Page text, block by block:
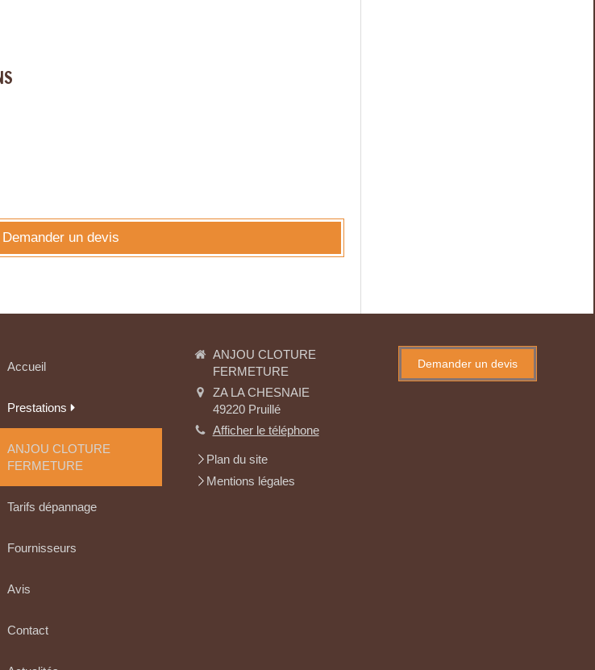
Demander un devis
Accueil
Prestations
ANJOU CLOTURE
FERMETURE
Tarifs dépannage
Fournisseurs
Avis
Contact
ANJOU CLOTURE
FERMETURE
ZA LA CHESNAIE
49220 Pruillé
Afficher le téléphone
Plan du site
Mentions légales
Demander un devis